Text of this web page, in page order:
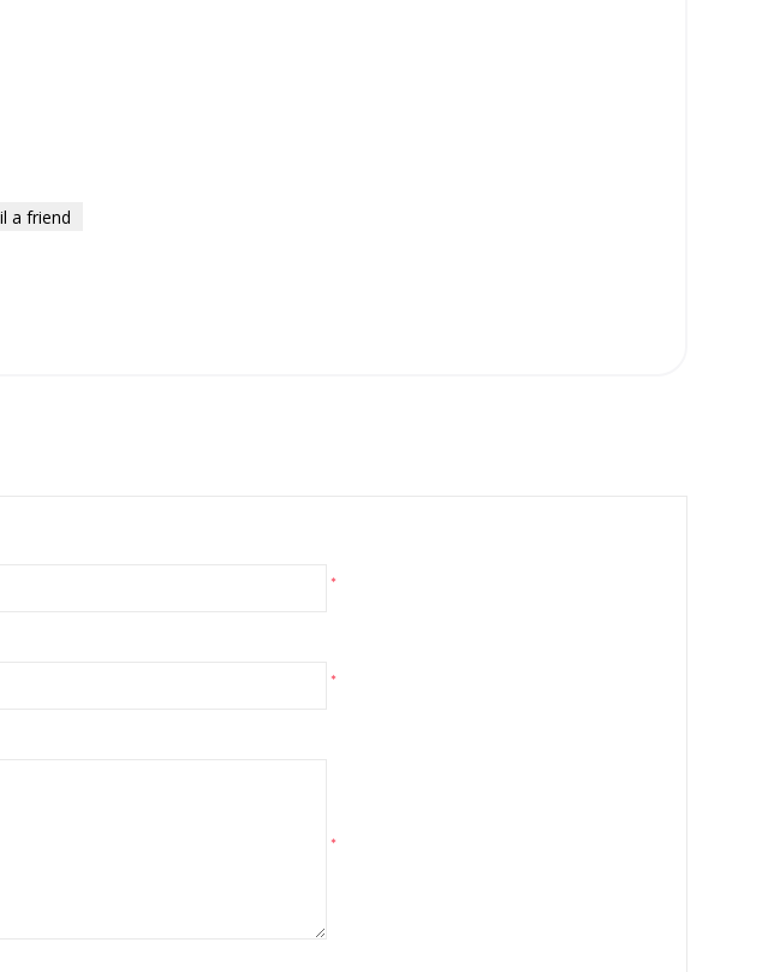
a friend
*
*
*